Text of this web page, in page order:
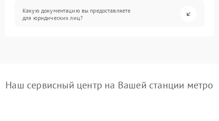
Какую документацию вы предоставляете
для юридических лиц?
Наш сервисный центр на Вашей станции метро